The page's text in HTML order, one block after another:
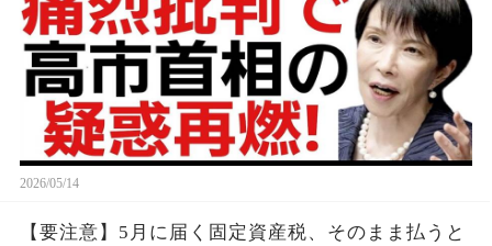
2026/05/14
【要注意】5月に届く固定資産税、そのまま払うと